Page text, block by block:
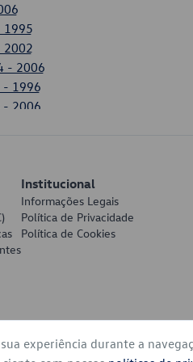
1995
2002
- 2006
- 1996
- 2006
Institucional
Informações Legais
Política de Privacidade
Política de Cookies
experiência durante a